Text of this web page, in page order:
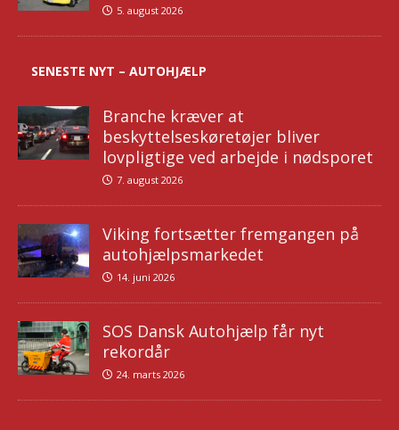
5. august 2026
SENESTE NYT – AUTOHJÆLP
Branche kræver at
beskyttelseskøretøjer bliver
lovpligtige ved arbejde i nødsporet
7. august 2026
Viking fortsætter fremgangen på
autohjælpsmarkedet
14. juni 2026
SOS Dansk Autohjælp får nyt
rekordår
24. marts 2026